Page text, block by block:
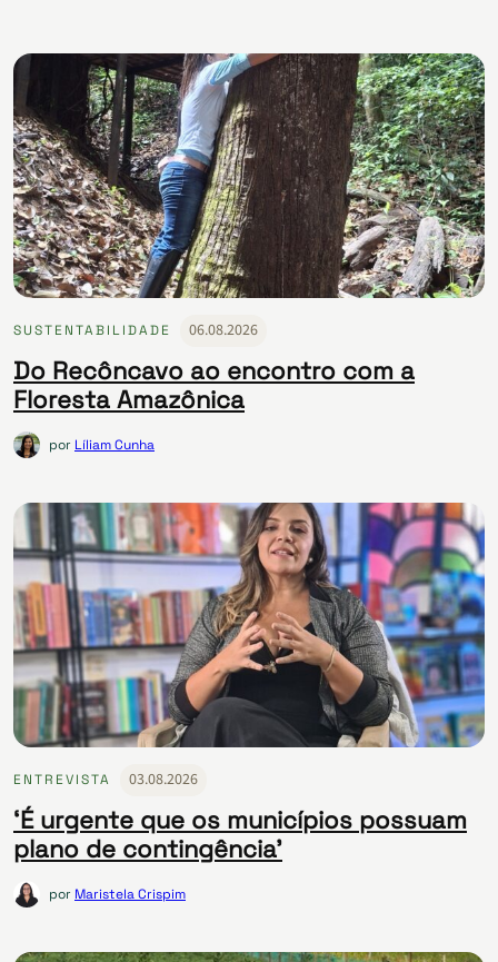
SUSTENTABILIDADE 06.08.2026
Do Recôncavo ao encontro com a
Floresta Amazônica
por Líliam Cunha
ENTREVISTA 03.08.2026
‘É urgente que os municípios possuam
plano de contingência’
por Maristela Crispim